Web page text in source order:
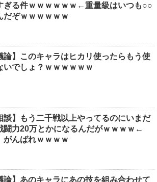
ぎる件ｗｗｗｗｗｗ←重量級はいつも○○
だぞｗｗｗｗｗｗ
論】このキャラはヒカリ使ったらもう使
いでしょ？ｗｗｗｗｗｗ
談】もう二千戦以上やってるのにいまだ
闘力20万とかになるんだがｗｗｗｗ←
がんばれｗｗｗｗ
論】あのキャラにあの技を組み合わせて